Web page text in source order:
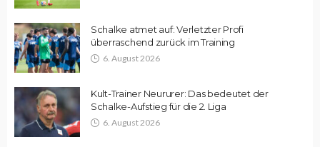
Schalke atmet auf: Verletzter Profi
überraschend zurück im Training
6. August 2026
Kult-Trainer Neururer: Das bedeutet der
Schalke-Aufstieg für die 2. Liga
6. August 2026